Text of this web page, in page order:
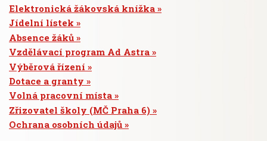
Elektronická žákovská knížka
Jídelní lístek
Absence žáků
Vzdělávací program Ad Astra
Výběrová řízení
Dotace a granty
Volná pracovní místa
Zřizovatel školy (MČ Praha 6)
Ochrana osobních údajů